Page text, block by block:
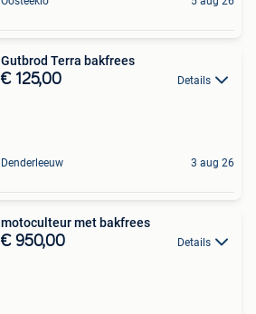
Gutbrod Terra bakfrees
€ 125,00 Details
Denderleeuw 3 aug 26
motoculteur met bakfrees
€ 950,00 Details